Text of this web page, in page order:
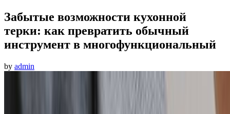
Забытые возможности кухонной
терки: как превратить обычный
инструмент в многофункциональный
by admin